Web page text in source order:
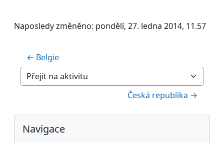
Naposledy změněno: pondělí, 27. ledna 2014, 11.57
← Belgie
Přejít na aktivitu
Česká republika →
Bloky
Přeskočit: Navigace
Navigace